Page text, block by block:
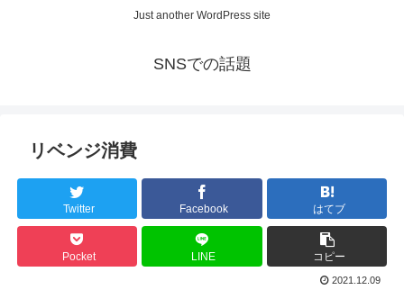
Just another WordPress site
SNSでの話題
リベンジ消費
Twitter Facebook はてブ
Pocket LINE コピー
2021.12.09